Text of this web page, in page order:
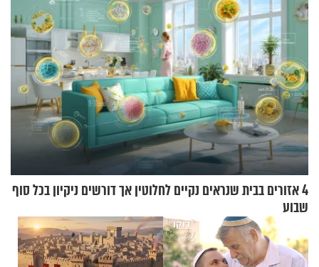
4 אזורים בבית שנראים נקיים לחלוטין אך דורשים ניקיון בכל סוף
שבוע